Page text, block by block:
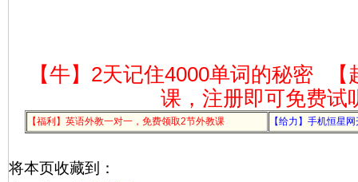
【牛】2天记住4000单词的秘密
课，注册即可免费试
【福利】英语外教一对一，免费领取2节外教课 【给力】手机恒星
将本页收藏到：